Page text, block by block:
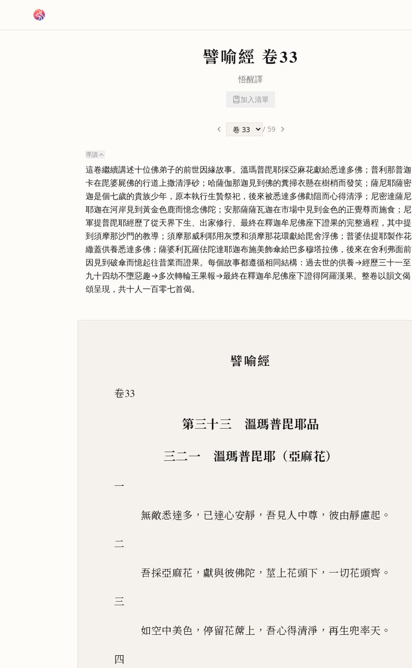
譬喻經 卷33
悟醒譯
加入清單
/ 59
導讀
這卷繼續講述十位佛弟子的前世因緣故事。溫瑪普毘耶採亞麻花獻給悉達多佛；普利那普迦
卡在毘婆屍佛的行道上撒清淨砂；哈薩伽那迦見到佛的糞掃衣懸在樹梢而發笑；薩尼耶薩密
迦是個七歲的貴族少年，原本執行生贄祭祀，後來被悉達多佛勸阻而心得清淨；尼密達薩尼
耶迦在河岸見到黃金色鹿而憶念佛陀；安那薩薩瓦迦在市場中見到金色的正覺尊而施食；尼
軍提普毘耶經歷了從天界下生、出家修行、最終在釋迦牟尼佛座下證果的完整過程，其中提
到須摩那沙門的教導；須摩那威利耶用灰漿和須摩那花環獻給毘舍浮佛；普婆佉提耶製作花
繖蓋供養悉達多佛；薩婆利瓦羅佉陀達耶迦布施美飾傘給巴多穆塔拉佛，後來在舍利弗面前
因見到破傘而憶起往昔業而證果。每個故事都遵循相同結構：過去世的供養→經歷三十一至
九十四劫不墮惡趣→多次轉輪王果報→最終在釋迦牟尼佛座下證得阿羅漢果。整卷以韻文偈
頌呈現，共十人一百零七首偈。
譬喻經
卷33
第三十三 溫瑪普毘耶品
三二一 溫瑪普毘耶（亞麻花）
一
無敵悉達多 ， 已達心安靜 ， 吾見人中尊 ， 彼由靜慮起 。
二
吾採亞麻花 ， 獻與彼佛陀 ， 莖上花頭下 ， 一切花頭齊 。
三
如空中美色 ， 停留花蓆上 ， 吾心得清淨 ， 再生兜率天 。
四